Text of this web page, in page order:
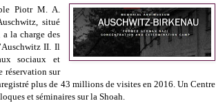
Piotr M. A.
situé
la charge des
II. Il
sociaux et
réservation sur
plus de 43 millions de visites en 2016. Un Centre
et séminaires sur la Shoah.